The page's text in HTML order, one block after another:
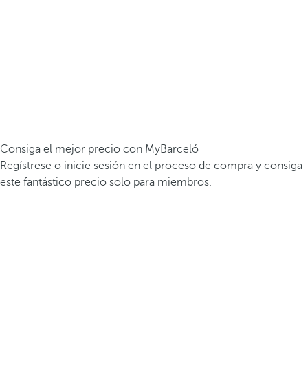
Consiga el mejor precio con MyBarceló
Regístrese o inicie sesión en el proceso de compra y consiga
este fantástico precio solo para miembros.